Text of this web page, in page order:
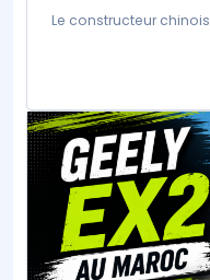
Le constructeur